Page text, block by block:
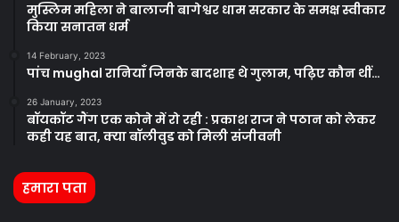
मुस्लिम महिला ने बालाजी बागेश्वर धाम सरकार के समक्ष स्वीकार
किया सनातन धर्म
14 February, 2023
पांच mughal रानियाँ जिनके बादशाह थे गुलाम, पढ़िए कौन थीं…
26 January, 2023
बॉयकॉट गैंग एक कोने में रो रही : प्रकाश राज ने पठान को लेकर
कही यह बात, क्या बॉलीवुड को मिली संजीवनी
हमारा पता